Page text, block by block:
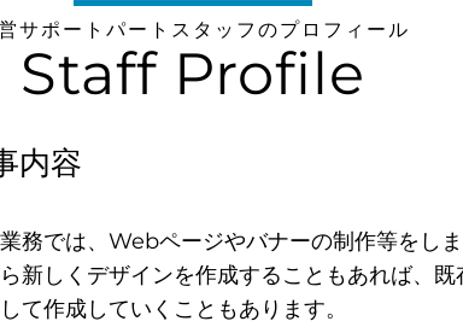
サポートパートスタッフのプロフィール
Staff Profile
内容
務では、Webページやバナーの制作等をし
新しくデザインを作成することもあれば、
て作成していくこともあります。